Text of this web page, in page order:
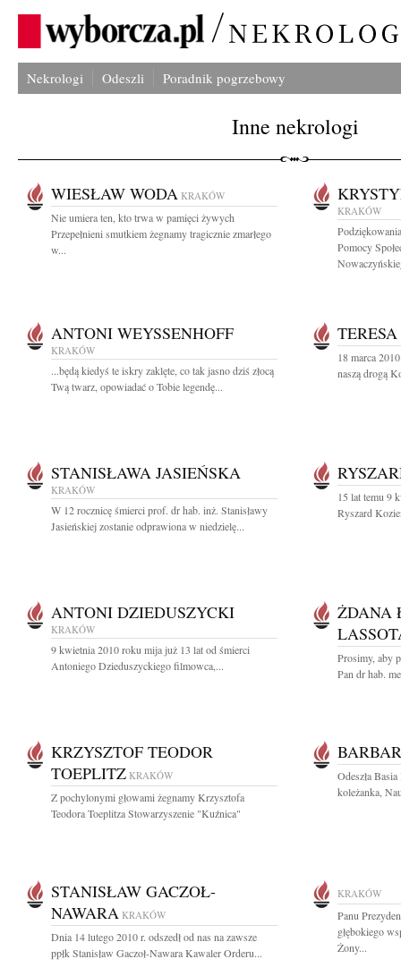
Nekrologi Odeszli Poradnik pogrzebowy
Inne nekrologi
WIESŁAW WODA KRAKÓW
Nie umiera ten, kto trwa w pamięci żywych
Przepełnieni smutkiem żegnamy tragicznie zmarłego
w...
KRAKÓW
Pomocy
ANTONI WEYSSENHOFF
KRAKÓW
...będą kiedyś te iskry zaklęte, co tak jasno dziś złocą
Twą twarz, opowiadać o Tobie legendę...
18 marca
naszą drogą
STANISŁAWA JASIEŃSKA
KRAKÓW
W 12 rocznicę śmierci prof. dr hab. inż. Stanisławy
Jasieńskiej zostanie odprawiona w niedzielę...
15 lat temu 9
Ryszard
ANTONI DZIEDUSZYCKI
KRAKÓW
9 kwietnia 2010 roku mija już 13 lat od śmierci
Antoniego Dzieduszyckiego filmowca,...
ŻDANA
Prosimy, aby
Pan dr hab.
KRZYSZTOF TEODOR
TOEPLITZ KRAKÓW
Z pochylonymi głowami żegnamy Krzysztofa
Teodora Toeplitza Stowarzyszenie "Kuźnica"
Odeszła
koleżanka,
STANISŁAW GACZOŁ-
NAWARA KRAKÓW
Dnia 14 lutego 2010 r. odszedł od nas na zawsze
ppłk Stanisław Gaczoł-Nawara Kawaler Orderu...
KRAKÓW
Panu
głębokiego
Żony...